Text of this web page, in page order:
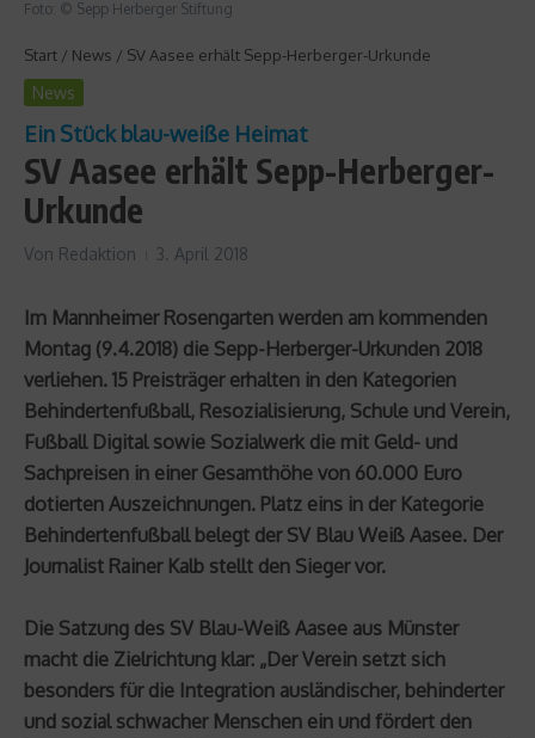
Foto: © Sepp Herberger Stiftung
Start / News / SV Aasee erhält Sepp-Herberger-Urkunde
News
Ein Stück blau-weiße Heimat
SV Aasee erhält Sepp-Herberger-
Urkunde
Von Redaktion 3. April 2018
Im Mannheimer Rosengarten werden am kommenden
Montag (9.4.2018) die Sepp-Herberger-Urkunden 2018
verliehen. 15 Preisträger erhalten in den Kategorien
Behindertenfußball, Resozialisierung, Schule und Verein,
Fußball Digital sowie Sozialwerk die mit Geld- und
Sachpreisen in einer Gesamthöhe von 60.000 Euro
dotierten Auszeichnungen. Platz eins in der Kategorie
Behindertenfußball belegt der SV Blau Weiß Aasee. Der
Journalist Rainer Kalb stellt den Sieger vor.
Die Satzung des SV Blau-Weiß Aasee aus Münster
macht die Zielrichtung klar: „Der Verein setzt sich
besonders für die Integration ausländischer, behinderter
und sozial schwacher Menschen ein und fördert den